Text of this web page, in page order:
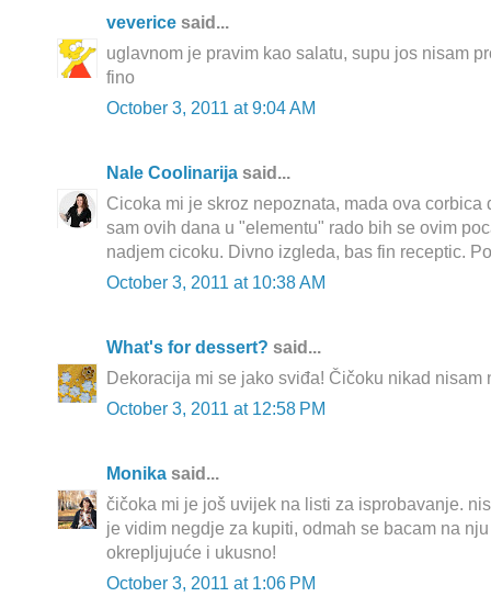
veverice said...
uglavnom je pravim kao salatu, supu jos nisam
fino
October 3, 2011 at 9:04 AM
Nale Coolinarija said...
Cicoka mi je skroz nepoznata, mada ova corbica
sam ovih dana u "elementu" rado bih se ovim
nadjem cicoku. Divno izgleda, bas fin receptic.
October 3, 2011 at 10:38 AM
What's for dessert? said...
Dekoracija mi se jako sviđa! Čičoku nikad nisam
October 3, 2011 at 12:58 PM
Monika said...
čičoka mi je još uvijek na listi za isprobavanje.
je vidim negdje za kupiti, odmah se bacam na
okrepljujuće i ukusno!
October 3, 2011 at 1:06 PM